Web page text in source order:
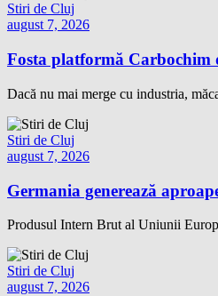
Stiri de Cluj
august 7, 2026
Fosta platformă
Dacă nu mai merge cu industria,
Stiri de Cluj
august 7, 2026
Germania generează
Produsul Intern Brut al Uniunii
Stiri de Cluj
august 7, 2026